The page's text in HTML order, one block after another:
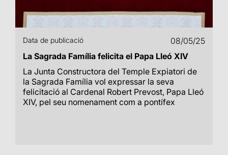
Data de publicació
08/05/25
La Sagrada Família felicita el Papa Lleó XIV
La Junta Constructora del Temple Expiatori de
la Sagrada Família vol expressar la seva
felicitació al Cardenal Robert Prevost, Papa Lleó
XIV, pel seu nomenament com a pontífex